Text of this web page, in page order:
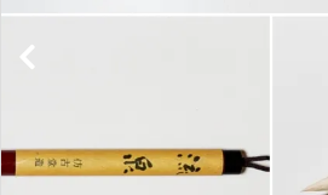
商品一覧
用途で選ぶ